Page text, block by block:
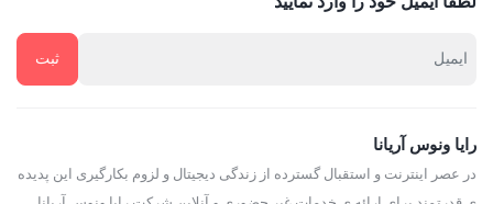
رایا ونوس آریانا
در عصر اینترنت و استقبال گسترده از زندگی دیجیتال و لزوم بکارگیری این پدیده